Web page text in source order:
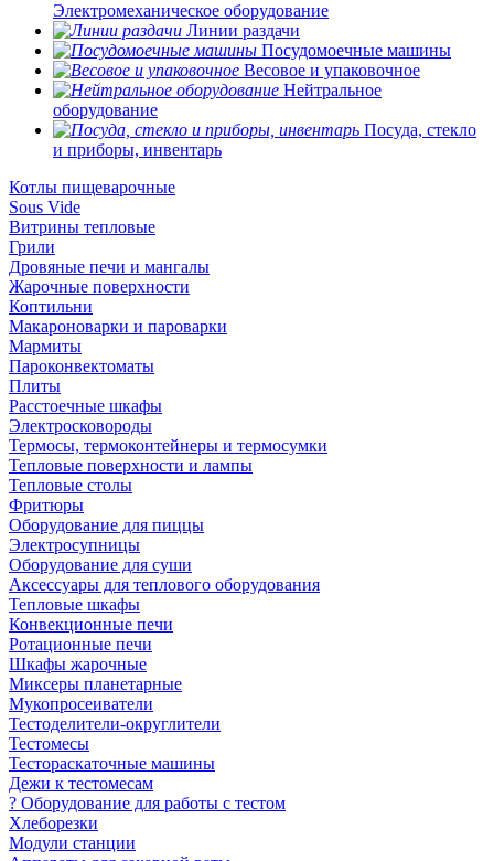
Электромеханическое оборудование
Линии раздачи
Посудомоечные машины
Весовое и упаковочное
Нейтральное
оборудование
Посуда, стекло
и приборы, инвентарь
Котлы пищеварочные
Sous Vide
Витрины тепловые
Грили
Дровяные печи и мангалы
Жарочные поверхности
Коптильни
Макароноварки и пароварки
Мармиты
Пароконвектоматы
Плиты
Расстоечные шкафы
Электросковороды
Термосы, термоконтейнеры и термосумки
Тепловые поверхности и лампы
Тепловые столы
Фритюры
Оборудование для пиццы
Электросупницы
Оборудование для суши
Аксессуары для теплового оборудования
Тепловые шкафы
Конвекционные печи
Ротационные печи
Шкафы жарочные
Миксеры планетарные
Мукопросеиватели
Тестоделители-округлители
Тестомесы
Тестораскаточные машины
Дежи к тестомесам
? Оборудование для работы с тестом
Хлеборезки
Модули станции